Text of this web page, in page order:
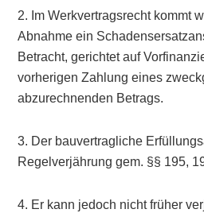
2. Im Werkvertragsrecht kommt
Abnahme ein
Betracht, gerichtet auf
vorherigen Zahlung eines
abzurechnenden Betrags.
3. Der bauvertragliche
Regelverjährung gem. §§ 195,
4. Er kann jedoch nicht früher